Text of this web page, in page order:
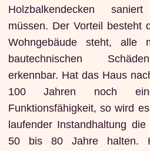
Holzbalkendecken
müssen. Der Vorteil besteht
Wohngebäude steht, alle
bautechnischen
erkennbar. Hat das Haus
100 Jahren noch
Funktionsfähigkeit, so wird
laufender Instandhaltung die
50 bis 80 Jahre halten.